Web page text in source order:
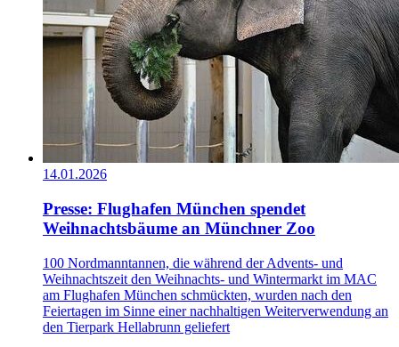
14.01.2026
Presse: Flughafen München spendet
Weihnachtsbäume an Münchner Zoo
100 Nordmanntannen, die während der Advents- und
Weihnachtszeit den Weihnachts- und Wintermarkt im MAC
am Flughafen München schmückten, wurden nach den
Feiertagen im Sinne einer nachhaltigen Weiterverwendung an
den Tierpark Hellabrunn geliefert